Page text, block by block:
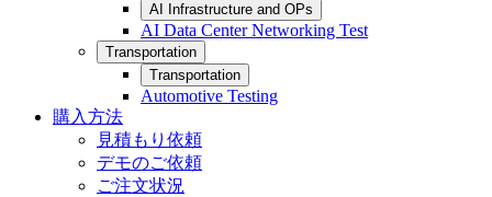
AI Infrastructure and OPs
AI Data Center Networking Test
Transportation
Transportation
Automotive Testing
購入方法
見積もり依頼
デモのご依頼
ご注文状況